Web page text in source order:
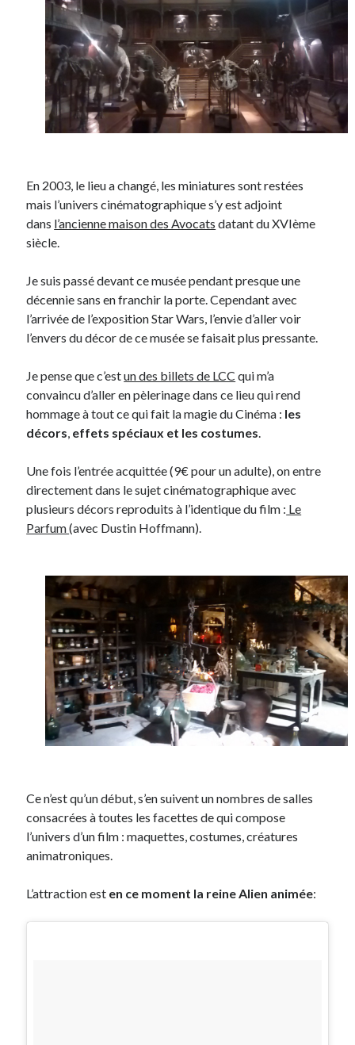
En 2003, le lieu a changé, les miniatures sont restées
mais l’univers cinématographique s’y est adjoint
dans l’ancienne maison des Avocats datant du XVIème
siècle.
Je suis passé devant ce musée pendant presque une
décennie sans en franchir la porte. Cependant avec
l’arrivée de l’exposition Star Wars, l’envie d’aller voir
l’envers du décor de ce musée se faisait plus pressante.
Je pense que c’estun des billets de LCC qui m’a
convaincu d’aller en pèlerinage dans ce lieu qui rend
hommage à tout ce qui fait la magie du Cinéma : les
décors, effets spéciaux et les costumes.
Une fois l’entrée acquittée (9€ pour un adulte), on entre
directement dans le sujet cinématographique avec
plusieurs décors reproduits à l’identique du film : Le
Parfum(avec Dustin Hoffmann).
Ce n’est qu’un début, s’en suivent un nombres de salles
consacrées à toutes les facettes de qui compose
l’univers d’un film : maquettes, costumes, créatures
animatroniques.
L’attraction est en ce moment la reine Alien animée: